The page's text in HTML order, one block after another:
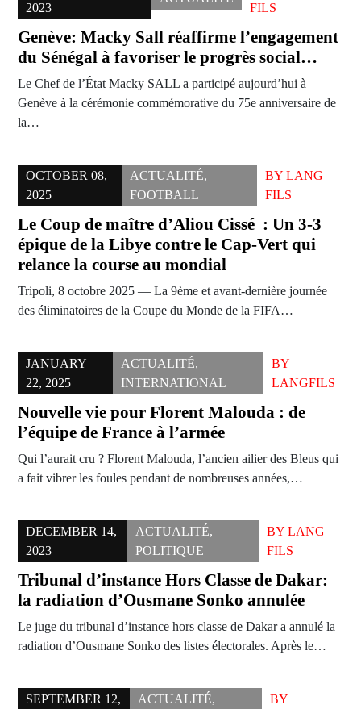
2023 FILS
Genève: Macky Sall réaffirme l’engagement
du Sénégal à favoriser le progrès social…
Le Chef de l’État Macky SALL a participé aujourd’hui à
Genève à la cérémonie commémorative du 75e anniversaire de
la…
OCTOBER 08,
2025
ACTUALITÉ,
FOOTBALL
BYLANG
FILS
Le Coup de maître d’Aliou Cissé : Un 3-3
épique de la Libye contre le Cap-Vert qui
relance la course au mondial
Tripoli, 8 octobre 2025 — La 9ème et avant-dernière journée
des éliminatoires de la Coupe du Monde de la FIFA…
JANUARY
22, 2025
ACTUALITÉ,
INTERNATIONAL
BY
LANGFILS
Nouvelle vie pour Florent Malouda : de
l’équipe de France à l’armée
Qui l’aurait cru ? Florent Malouda, l’ancien ailier des Bleus qui
a fait vibrer les foules pendant de nombreuses années,…
DECEMBER 14,
2023
ACTUALITÉ,
POLITIQUE
BYLANG
FILS
Tribunal d’instance Hors Classe de Dakar:
la radiation d’Ousmane Sonko annulée
Le juge du tribunal d’instance hors classe de Dakar a annulé la
radiation d’Ousmane Sonko des listes électorales. Après le…
SEPTEMBER 12,
ACTUALITÉ,
BY